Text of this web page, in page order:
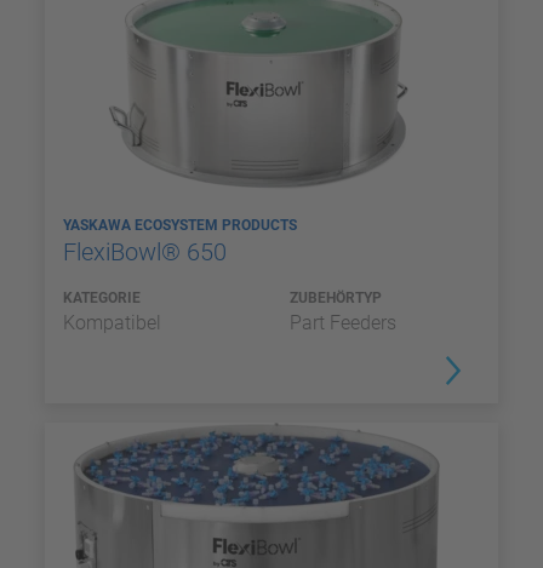
YASKAWA ECOSYSTEM PRODUCTS
FlexiBowl® 650
KATEGORIE
Kompatibel
ZUBEHÖRTYP
Part Feeders